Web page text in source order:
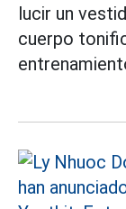
lucir un
cuerpo